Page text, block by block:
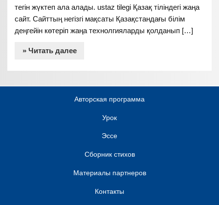
тегін жүктеп ала алады. ustaz tilegi Қазақ тіліндегі жаңа
сайт. Сайттың негізгі мақсаты Қазақстандағы білім
деңгейін көтеріп жаңа технолгияларды қолданып […]
» Читать далее
Авторская программа
Урок
Эссе
Сборник стихов
Материалы партнеров
Контакты